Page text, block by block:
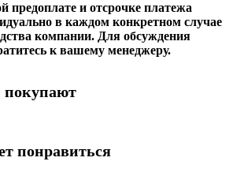
предоплате и отсрочке платежа
в каждом конкретном случае
компании. Для обсуждения
к вашему менеджеру.
покупают
понравиться